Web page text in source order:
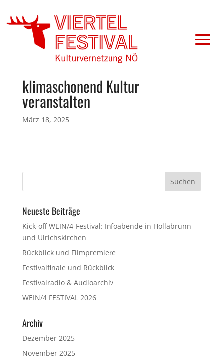
klimaschonend Kultur
veranstalten
März 18, 2025
Neueste Beiträge
Kick-off WEIN/4-Festival: Infoabende in Hollabrunn
und Ulrichskirchen
Rückblick und Filmpremiere
Festivalfinale und Rückblick
Festivalradio & Audioarchiv
WEIN/4 FESTIVAL 2026
Archiv
Dezember 2025
November 2025